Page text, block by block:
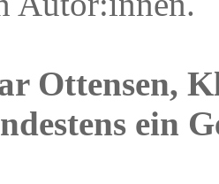
Ottensen,
ein